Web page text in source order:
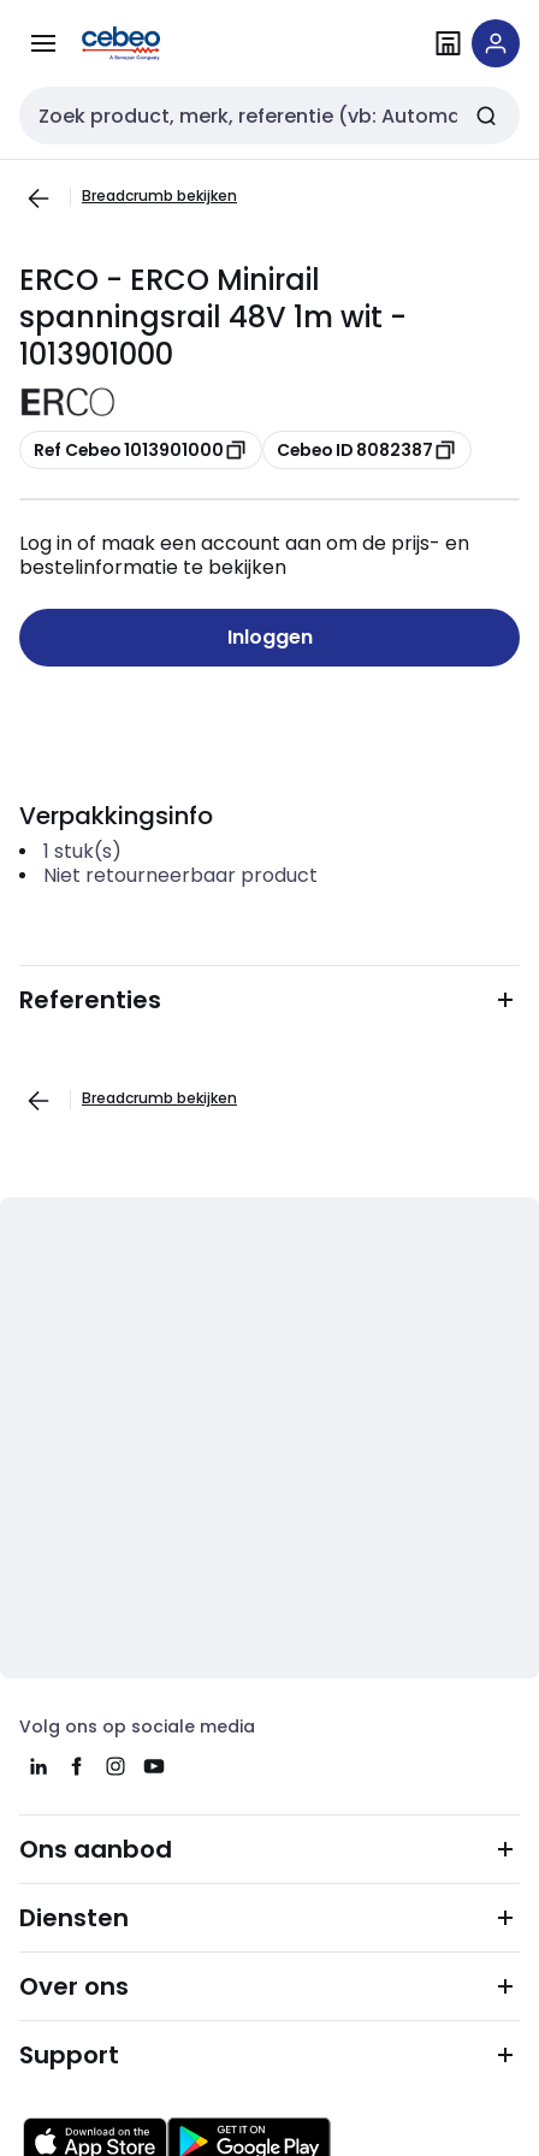
naar
naar
Zoekveld invoer
Breadcrumb bekijken
ERCO - ERCO Minirail
spanningsrail 48V 1m wit -
1013901000
Kopiëren
Ref Cebeo 1013901000 Kopiëren
Cebeo ID 8082387
Log in of maak een account aan om de prijs- en
bestelinformatie te bekijken
Inloggen
Verpakkingsinfo
1 stuk(s)
Niet retourneerbaar product
Referenties
Breadcrumb bekijken
Volg ons op sociale media
Ons aanbod
Diensten
Over ons
Support